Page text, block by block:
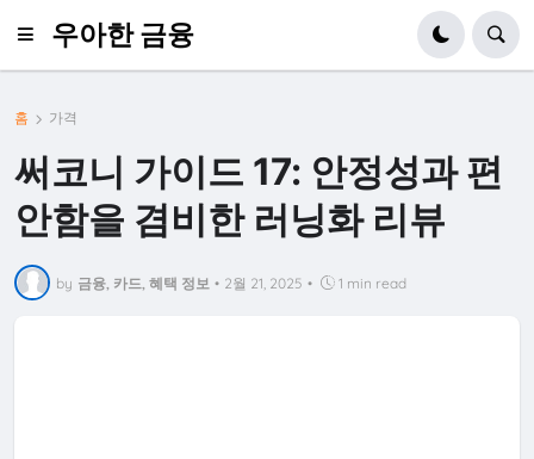
우아한 금융
홈 가격
써코니 가이드 17: 안정성과 편
안함을 겸비한 러닝화 리뷰
by 금융, 카드, 혜택 정보 • 2월 21, 2025 • 1 min read